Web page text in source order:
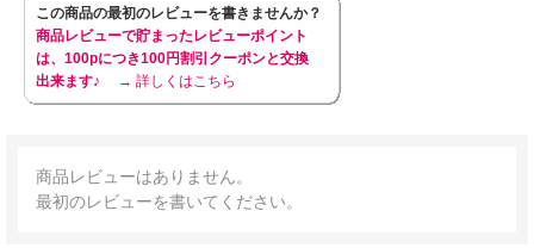
この商品の最初のレビューを書きませんか？
商品レビューで貯まったレビューポイント
は、100pにつき100円割引クーポンと交換
出来ます♪
→ 詳しくはこちら
商品レビューはありません。
最初のレビューを書いてください。